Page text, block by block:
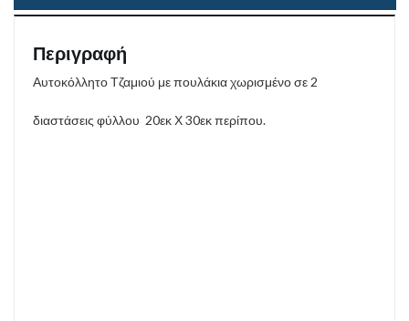
Περιγραφή
Αυτοκόλλητο Τζαμιού με πουλάκια χωρισμένο σε 2
διαστάσεις φύλλου 20εκ Χ 30εκ περίπου.